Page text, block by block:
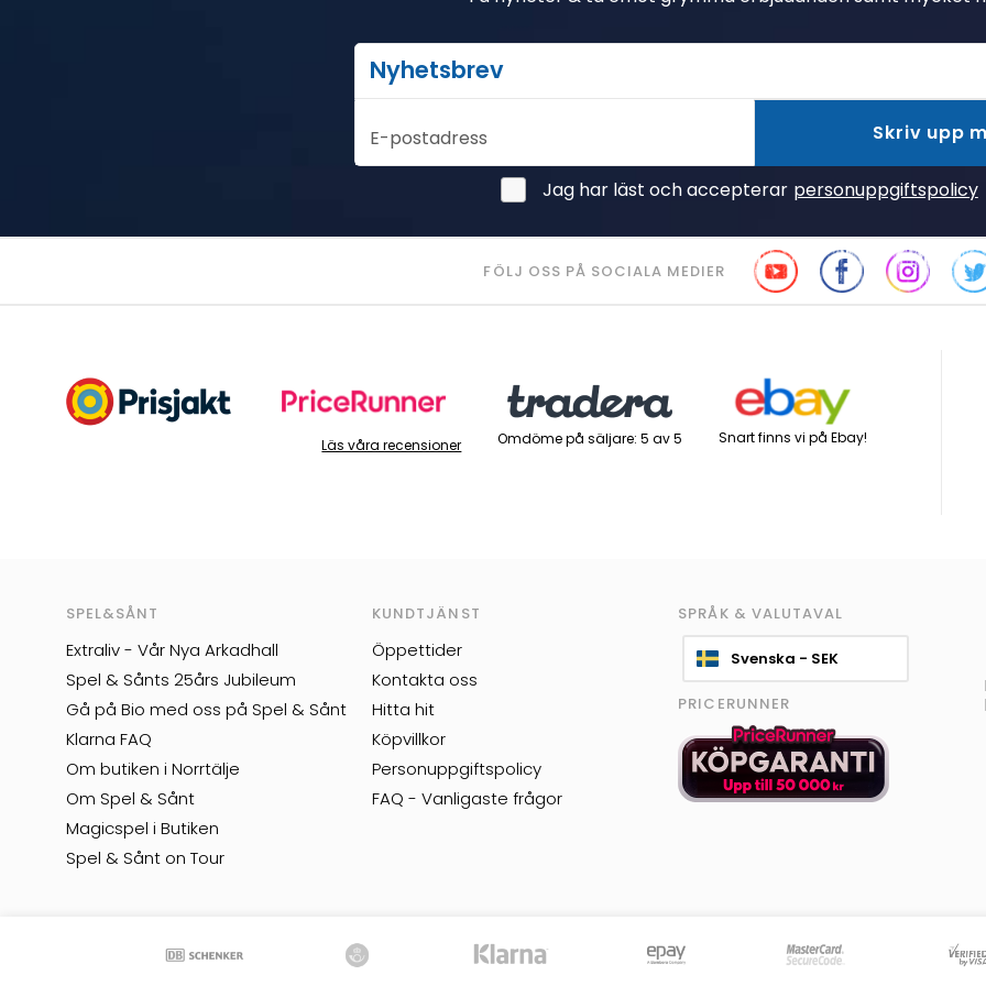
Nyhetsbrev
E-postadress Skriv upp
Jag har läst och accepterar personuppgiftspolicy
FÖLJ OSS PÅ SOCIALA MEDIER
Läs våra recensioner Omdöme på säljare: 5 av 5 Snart finns vi på Ebay!
SPEL&SÅNT
Extraliv - Vår Nya Arkadhall
Spel & Sånts 25års Jubileum
Gå på Bio med oss på Spel & Sånt
Klarna FAQ
Om butiken i Norrtälje
Om Spel & Sånt
Magicspel i Butiken
Spel & Sånt on Tour
KUNDTJÄNST
Öppettider
Kontakta oss
Hitta hit
Köpvillkor
Personuppgiftspolicy
FAQ - Vanligaste frågor
SPRÅK & VALUTAVAL
Svenska - SEK
PRICERUNNER